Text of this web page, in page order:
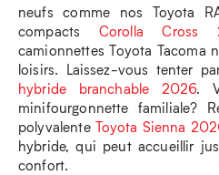
neufs comme nos Toyota
compacts Corolla Cross
camionnettes Toyota Tacoma
loisirs. Laissez-vous tenter
hybride branchable 2026.
minifourgonnette familiale?
polyvalente Toyota Sienna
hybride, qui peut accueillir
confort.